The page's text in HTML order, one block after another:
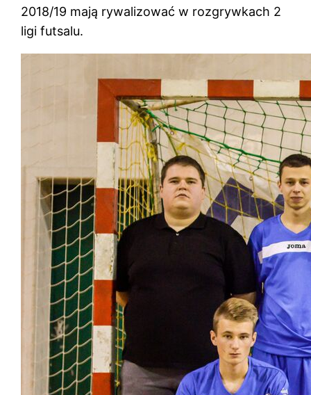
2018/19 mają rywalizować w rozgrywkach 2
ligi futsalu.